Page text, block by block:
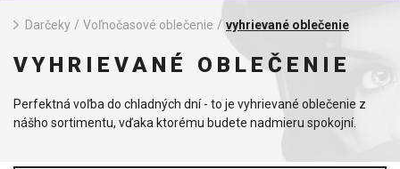
Darčeky / Voľnočasové oblečenie / vyhrievané oblečenie
VYHRIEVANÉ OBLEČENIE
Perfektná voľba do chladných dní - to je vyhrievané oblečenie z
nášho sortimentu, vďaka ktorému budete nadmieru spokojní.